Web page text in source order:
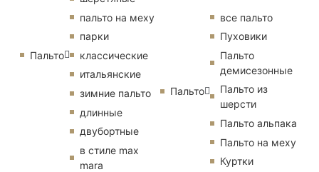
Пальто
пальто на меху
парки
классические
итальянские
зимние пальто
длинные
двубортные
в стиле max
mara
Пальто
все пальто
Пуховики
Пальто
демисезонные
Пальто из
шерсти
Пальто альпака
Пальто на меху
Куртки